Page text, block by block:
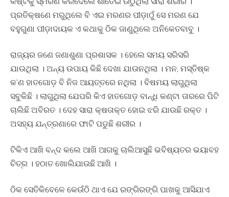
ପ୍ରତିକ୍ଷଣେ ମରୁଥିଲେ ବି ଏଇ ମରଣର ପୀଡ଼ାଠୁଁ ସେ ମରଣ ଯେ
ବହୁଗୁଣା ପୀଡ଼ାଦାୟକ ଏ କଥାକୁ ଠିକ ଜାଣୁଥିଲେ ଅନିକେତବାବୁ ।
ରାଜ୍ୟର ଜଣେ ଜଣାଶୁଣା ପ୍ରଶାସକ । ହେଲେ ସମୟ ସରିସରି
ଯାଉଥିଲା । ଅନ୍ୟ ଉପାୟ କିଛି ଦେଖା ଯାଉନଥିଲା । ମନ, ମସ୍ତିଷ୍କ
କ’ଣ ହାତଗୋଡ଼ ବି ନିଜ ଆୟତ୍ତରେ ନଥିଲା । ବିଷମୟ ଲାଗୁଥିଲା
ସବୁକିଛି । ଲାଗୁଥିଲା ଯେପରି କିଏ ହାତଗୋଡ଼ ବାନ୍ଧି କଣ୍ଟା ତାରରେ ପିଟି
ଚାଲିଛି ଅବିରତ । ଦେହ ସାରା କ୍ଷତାକ୍ତ ହୋଇ ଝରି ଯାଉଛି ରକ୍ତ ।
ଅସହ୍ୟ ଯନ୍ତ୍ରଣାରେ ଫାଟି ପଡୁଛି ଶରୀର ।
ଟିକିଏ ଆଖି ବନ୍ଦ କଲେ ଆଖି ଆଗକୁ ଚାଲିଆସୁଛି ଭବିଷ୍ୟତର ଭୟାବହ
ଚିତ୍ର । ହଠାତ ଖୋଲିଯାଉଛି ଆଖି ।
ଠିକ ସେତିକିବେଳେ କେଉଁଠି ଥାଏ ଯେ ରଙ୍ଗିରଙ୍ଗି ପାଖକୁ ଆସିଯାଏ